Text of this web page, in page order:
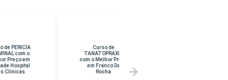
TANATOPRAXIA
com o Melhor Preço